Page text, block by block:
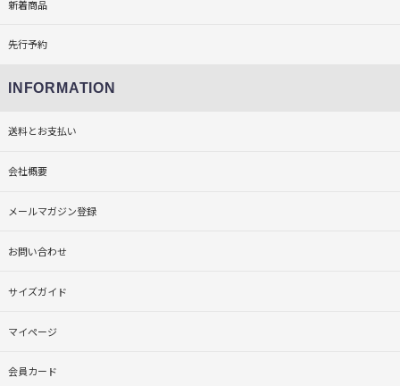
新着商品
先行予約
INFORMATION
送料とお支払い
会社概要
メールマガジン登録
お問い合わせ
サイズガイド
マイページ
会員カード